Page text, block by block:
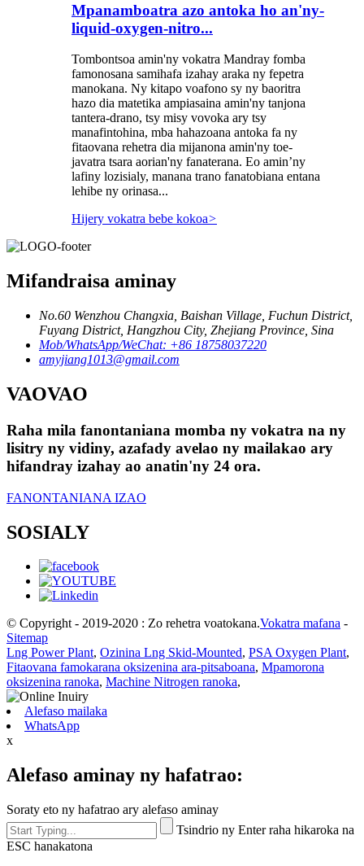
Mpanamboatra azo antoka ho an'ny-
liquid-oxygen-nitro...
Tombontsoa amin'ny vokatra Mandray fomba
famonosana samihafa izahay araka ny fepetra
manokana. Ny kitapo voafono sy ny baoritra
hazo dia matetika ampiasaina amin'ny tanjona
tantera-drano, tsy misy vovoka ary tsy
manafintohina, mba hahazoana antoka fa ny
fitaovana rehetra dia mijanona amin'ny toe-
javatra tsara aorian'ny fanaterana. Eo amin’ny
lafiny lozisialy, manana trano fanatobiana entana
lehibe ny orinasa...
Hijery vokatra bebe kokoa>
Mifandraisa aminay
No.60 Wenzhou Changxia, Baishan Village, Fuchun District,
Fuyang District, Hangzhou City, Zhejiang Province, Sina
Mob/WhatsApp/WeChat: +86 18758037220
amyjiang1013@gmail.com
VAOVAO
Raha mila fanontaniana momba ny vokatra na ny
lisitry ny vidiny, azafady avelao ny mailakao ary
hifandray izahay ao anatin'ny 24 ora.
FANONTANIANA IZAO
SOSIALY
© Copyright - 2019-2020 : Zo rehetra voatokana.Vokatra mafana -
Sitemap
Lng Power Plant, Ozinina Lng Skid-Mounted, PSA Oxygen Plant,
Fitaovana famokarana oksizenina ara-pitsaboana, Mpamorona
oksizenina ranoka, Machine Nitrogen ranoka,
Alefaso mailaka
WhatsApp
x
Alefaso aminay ny hafatrao:
Soraty eto ny hafatrao ary alefaso aminay
Tsindrio ny Enter raha hikaroka na
ESC hanakatona